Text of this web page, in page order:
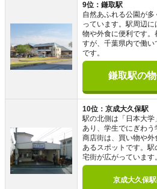
9位：鎌取駅
自然あふれる公園が
っています。駅周辺
物や外食に便利です
すが、千葉県内で働
です。
鎌取駅の
10位：京成大久保駅
駅の北側は「日本大
あり、学生でにぎわ
商店街は、買い物や
あるスポットです。
宅街が広がっています。
京成大久保